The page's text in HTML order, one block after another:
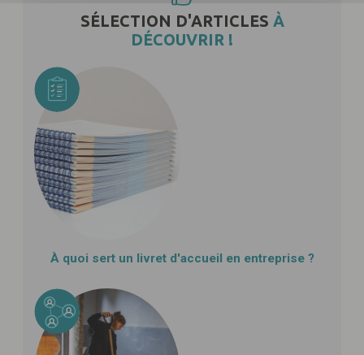
SÉLECTION D'ARTICLES À
DÉCOUVRIR !
À quoi sert un livret d'accueil en entreprise ?